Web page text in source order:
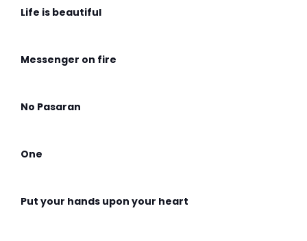
Life is beautiful
Messenger on fire
No Pasaran
One
Put your hands upon your heart